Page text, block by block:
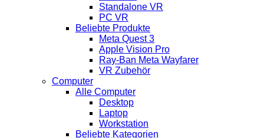
Standalone VR
PC VR
Beliebte Produkte
Meta Quest 3
Apple Vision Pro
Ray-Ban Meta Wayfarer
VR Zubehör
Computer
Alle Computer
Desktop
Laptop
Workstation
Beliebte Kategorien